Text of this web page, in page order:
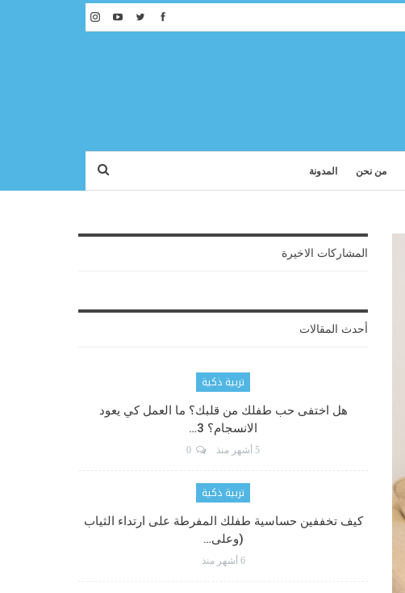
من نحن المدونة
المشاركات الاخيرة
أحدث المقالات
تربية ذكية
هل اختفى حب طفلك من قلبك؟ ما العمل كي يعود
الانسجام؟ 3…
5 أشهر منذ
تربية ذكية
كيف تخففين حساسية طفلك المفرطة على ارتداء الثياب
(وعلى…
6 أشهر منذ